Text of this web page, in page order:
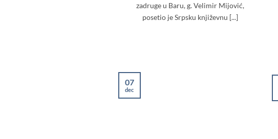
zadruge u Baru, g. Velimir Mijović,
posetio je Srpsku književnu [...]
07
dec